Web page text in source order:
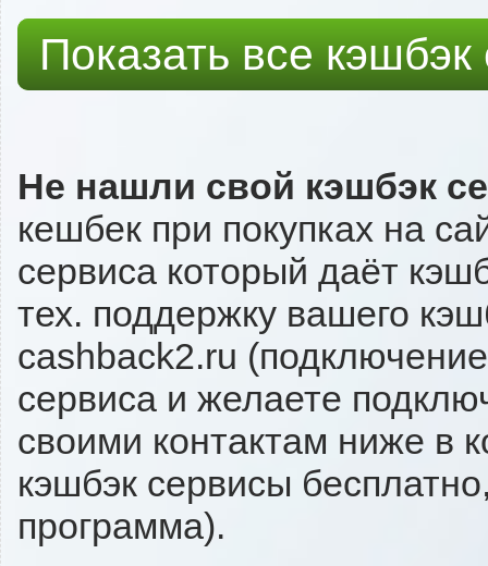
Показать все
Не нашли свой кэшбэк
кешбек при покупках на
сервиса который даёт
тех. поддержку вашего
cashback2.ru
сервиса и желаете
своими контактам ниже в
кэшбэк сервисы
программа).